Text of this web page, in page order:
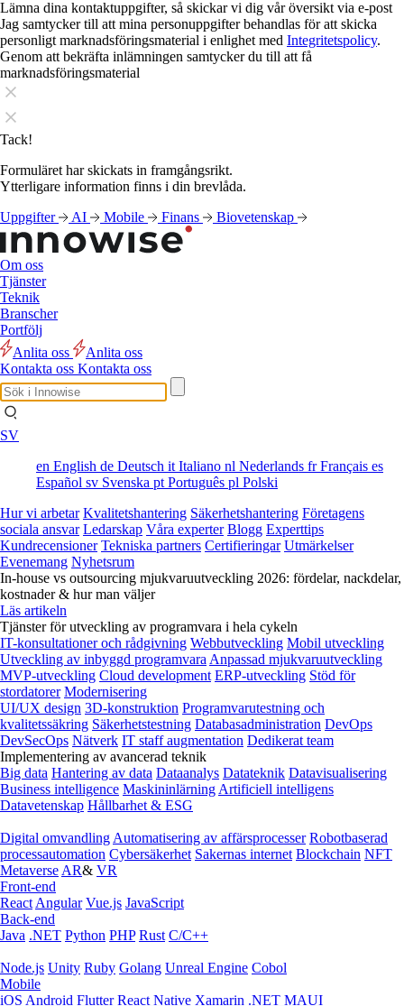
Lämna dina kontaktuppgifter, så skickar vi dig vår översikt via e-post
Jag samtycker till att mina personuppgifter behandlas för att skicka
personligt marknadsföringsmaterial i enlighet med Integritetspolicy.
Genom att bekräfta inlämningen samtycker du till att få
marknadsföringsmaterial
Tack!
Formuläret har skickats in framgångsrikt.
Ytterligare information finns i din brevlåda.
Uppgifter
AI Mobile Finans Biovetenskap
Om oss
Tjänster
Teknik
Branscher
Portfölj
Anlita oss
Anlita oss
Kontakta oss Kontakta oss
SV
en English de Deutsch it Italiano nl Nederlands frFrançais es
Español sv Svenska pt Português pl Polski
Hur vi arbetar Kvalitetshantering Säkerhetshantering Företagens
sociala ansvar Ledarskap Våra experter Blogg Experttips
Kundrecensioner Tekniska partners Certifieringar Utmärkelser
Evenemang Nyhetsrum
In-house vs outsourcing mjukvaruutveckling 2026: fördelar, nackdelar,
kostnader & hur man väljer
Läs artikeln
Tjänster för utveckling av programvara i hela cykeln
IT-konsultationer och rådgivning Webbutveckling Mobil utveckling
Utveckling av inbyggd programvara Anpassad mjukvaruutveckling
MVP-utveckling Cloud development ERP-utveckling Stöd för
stordatorer Modernisering
UI/UX design 3D-konstruktion Programvarutestning och
kvalitetssäkring Säkerhetstestning Databasadministration DevOps
DevSecOps Nätverk IT staff augmentation Dedikerat team
Implementering av avancerad teknik
Big data Hantering av data Dataanalys Datateknik Datavisualisering
Business intelligence Maskininlärning Artificiell intelligens
Datavetenskap Hållbarhet & ESG
Digital omvandling Automatisering av affärsprocesser Robotbaserad
processautomation Cybersäkerhet Sakernas internet Blockchain NFT
Metaverse AR& VR
Front-end
React Angular Vue.js JavaScript
Back-end
Java .NET Python PHP Rust C/C++
Node.js Unity Ruby Golang Unreal Engine Cobol
Mobile
iOS Android Flutter React Native Xamarin .NET MAUI